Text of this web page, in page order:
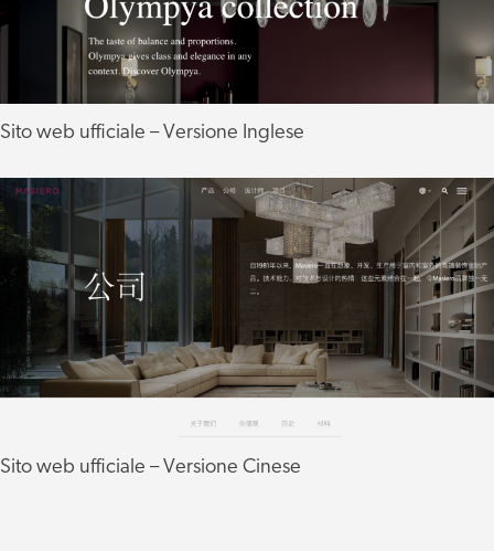
Sito web ufficiale – Versione Inglese
Sito web ufficiale – Versione Cinese